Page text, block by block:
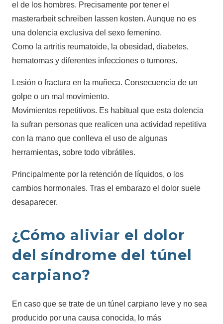
el de los hombres. Precisamente por tener el
masterarbeit schreiben lassen kosten. Aunque no es
una dolencia exclusiva del sexo femenino.
Como la artritis reumatoide, la obesidad, diabetes,
hematomas y diferentes infecciones o tumores.
Lesión o fractura en la muñeca. Consecuencia de un
golpe o un mal movimiento.
Movimientos repetitivos. Es habitual que esta dolencia
la sufran personas que realicen una actividad repetitiva
con la mano que conlleva el uso de algunas
herramientas, sobre todo vibrátiles.
Principalmente por la retención de líquidos, o los
cambios hormonales. Tras el embarazo el dolor suele
desaparecer.
¿Cómo aliviar el dolor
del síndrome del túnel
carpiano?
En caso que se trate de un túnel carpiano leve y no sea
producido por una causa conocida, lo más